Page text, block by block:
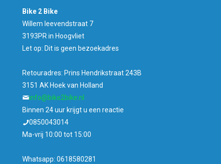
Bike 2 Bike
Willem leevendstraat 7
3193PR in Hoogvliet
Let op: Dit is geen bezoekadres
Retouradres: Prins Hendrikstraat 243B
3151 AK Hoek van Holland
info@bike2bike.nl
Binnen 24 uur krijgt u een reactie
0850043014
Ma-vrij 10:00 tot 15:00
Whatsapp: 0618580281